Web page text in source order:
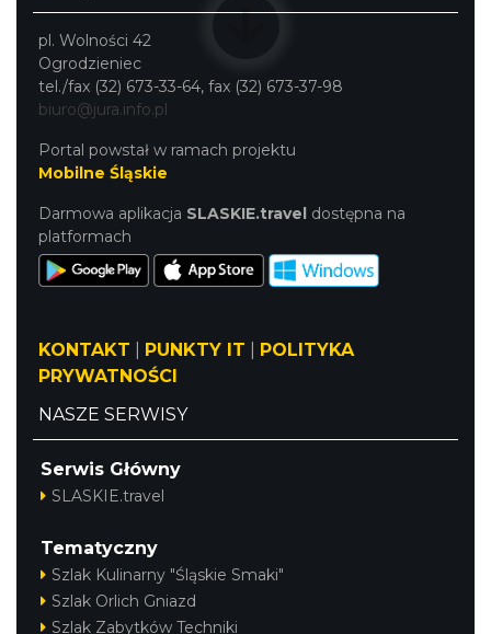
pl. Wolności 42
Ogrodzieniec
tel./fax (32) 673-33-64, fax (32) 673-37-98
biuro@jura.info.pl
Portal powstał w ramach projektu
Mobilne Śląskie
Darmowa aplikacja SLASKIE.travel dostępna na
platformach
KONTAKT PUNKTY IT
POLITYKA
PRYWATNOŚCI
NASZE SERWISY
Serwis Główny
SLASKIE.travel
Tematyczny
Szlak Kulinarny "Śląskie Smaki"
Szlak Orlich Gniazd
Szlak Zabytków Techniki